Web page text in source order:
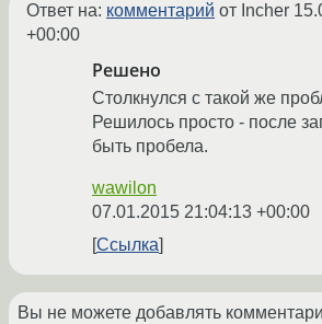
Ответ на: комментарий от Incher
+00:00
Решено
Столкнулся с такой же
Решилось просто - после
быть пробела.
wawilon
07.01.2015 21:04:13 +00:00
Ссылка
Вы не можете добавлять